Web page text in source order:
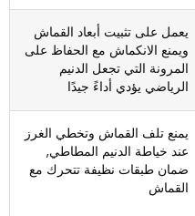
يعمل على تثبيت أبعاد القماش
ويمنع الانكماش مع الحفاظ على
المرونة التي تجعل الدنيم
الرياضي يؤدي أداءً جيدًا
يمنع تلف القماش وتخطي الغرز
عند خياطة الدنيم المطاطي,
ضمان طبقات نظيفة تتحرك مع
القماش